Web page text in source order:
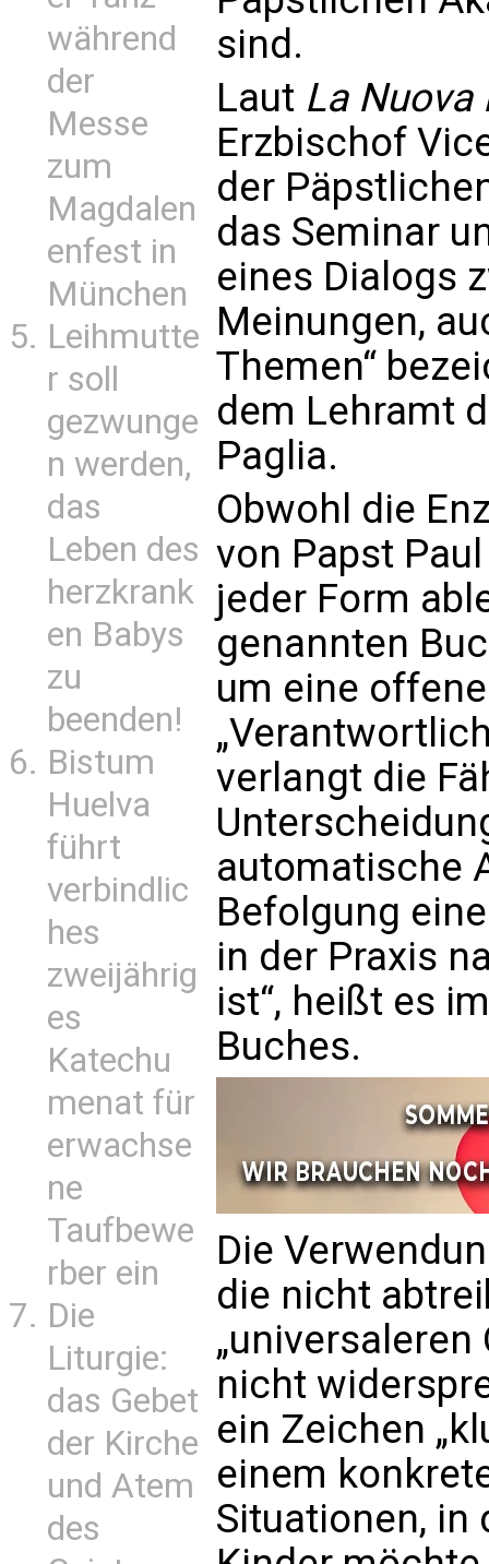
während
der
Messe
zum
Magdalen
enfest in
München
Leihmutte
r soll
gezwunge
n werden,
das
Leben des
herzkrank
en Babys
zu
beenden!
Bistum
Huelva
führt
verbindlic
hes
zweijährig
es
Katechu
menat für
erwachse
ne
Taufbewe
rber ein
Die
Liturgie:
das Gebet
der Kirche
und Atem
des
sind.
Laut La Nuova
Erzbischof
der
das Seminar
eines Dialogs
Meinungen,
Themen“
dem Lehramt
Paglia.
Obwohl die
von Papst
jeder Form
genannten
um eine
verlangt die
automatische
Befolgung
in der Praxis
ist“, heißt es
Buches.
Die
die nicht
nicht
ein Zeichen
einem
Situationen, in